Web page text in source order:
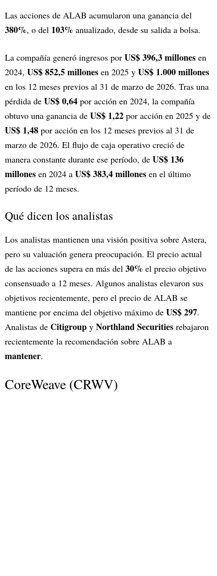
Las acciones de ALAB acumularon una ganancia del
380%, o del 103% anualizado, desde su salida a bolsa.
La compañía generó ingresos por US$ 396,3 millones en
2024, US$ 852,5 millones en 2025 y US$ 1.000 millones
en los 12 meses previos al 31 de marzo de 2026. Tras una
pérdida de US$ 0,64 por acción en 2024, la compañía
obtuvo una ganancia de US$ 1,22 por acción en 2025 y de
US$ 1,48 por acción en los 12 meses previos al 31 de
marzo de 2026. El flujo de caja operativo creció de
manera constante durante ese período, de US$ 136
millones en 2024 a US$ 383,4 millones en el último
período de 12 meses.
Qué dicen los analistas
Los analistas mantienen una visión positiva sobre Astera,
pero su valuación genera preocupación. El precio actual
de las acciones supera en más del 30% el precio objetivo
consensuado a 12 meses. Algunos analistas elevaron sus
objetivos recientemente, pero el precio de ALAB se
mantiene por encima del objetivo máximo de US$ 297.
Analistas de Citigroup y Northland Securities rebajaron
recientemente la recomendación sobre ALAB a
mantener.
CoreWeave (CRWV)